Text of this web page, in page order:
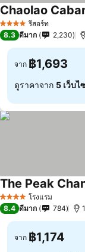
4 ดาว รีสอร์ท
Chaolao
8.3 ดีมาก 2,230
จาก ฿1,693
ดูราคาจาก 5 เว็บไ
4 ดาว โรงแรม
The Peak
8.4 ดีมาก 784
จาก ฿1,174